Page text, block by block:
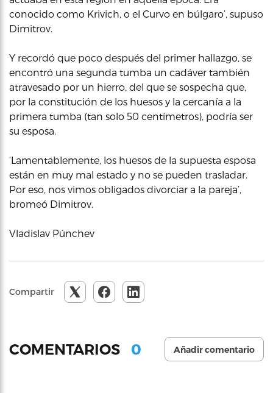
conocido como Krivich, o el Curvo en búlgaro’, supuso
Dimitrov.
Y recordó que poco después del primer hallazgo, se
encontró una segunda tumba un cadáver también
atravesado por un hierro, del que se sospecha que,
por la constitución de los huesos y la cercanía a la
primera tumba (tan solo 50 centímetros), podría ser
su esposa.
‘Lamentablemente, los huesos de la supuesta esposa
están en muy mal estado y no se pueden trasladar.
Por eso, nos vimos obligados divorciar a la pareja’,
bromeó Dimitrov.
Vladislav Púnchev
Compartir
COMENTARIOS 0 Añadir comentario